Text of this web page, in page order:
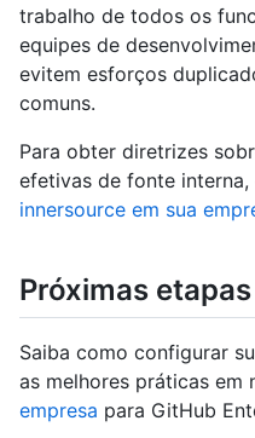
trabalho de todos os
equipes de
evitem esforços
comuns.
Para obter diretrizes
efetivas de fonte interna,
innersource em sua
Próximas etapas
Saiba como configurar
as melhores práticas em
empresa para GitHub